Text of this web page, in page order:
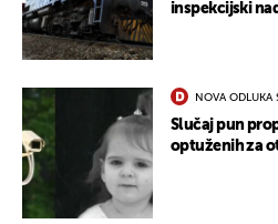
inspekcijski
NOVA ODLUKA
Slučaj pun
optuženih za